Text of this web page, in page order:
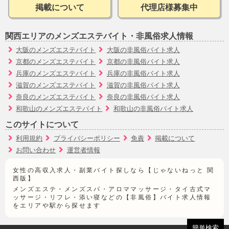
掲載について 代理店様募集中
関西エリアのメンズエステバイト・非風俗求人情報
大阪のメンズエステバイト
大阪の非風俗バイト求人
京都のメンズエステバイト
京都の非風俗バイト求人
兵庫のメンズエステバイト
兵庫の非風俗バイト求人
滋賀のメンズエステバイト
滋賀の非風俗バイト求人
奈良のメンズエステバイト
奈良の非風俗バイト求人
和歌山のメンズエステバイト
和歌山の非風俗バイト求人
このサイトについて
利用規約 プライバシーポリシー 免責
掲載について
お問い合わせ
運営者情報
女性の高収入求人・副業バイト探しなら【じゃないねっと 関
西版】
メンズエステ・メンズスパ・アロママッサージ・タイ古式マ
ッサージ・リフレ・添い寝などの【非風俗】バイト求人情報
をエリアや駅から探せます